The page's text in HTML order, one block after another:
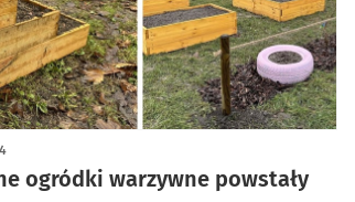
ogródki warzywne powstały
galerią zdjęć